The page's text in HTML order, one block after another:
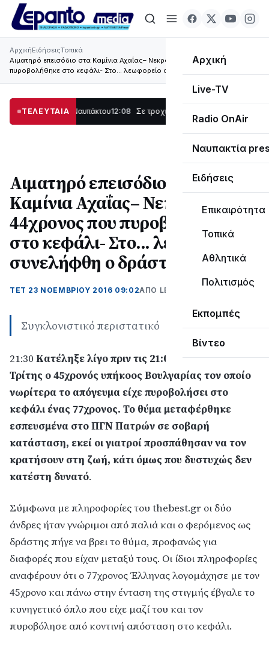
Αρχική
Live-TV
Radio OnAir
Ναυπακτία
Ειδήσεις
Επικαιρότητα
Τοπικά
Αθλητικά
Πολιτισμός
Εκπομπές
Βίντεο
ΑρχικήΕιδήσειςΤοπικά
Αιματηρό επεισόδιο στα Καμίνια Αχαΐας– Νεκρός ο 44χρονος που
πυροβολήθηκε στο κεφάλι- Στο... λεωφορείο συνελήφθη ο δράστης
ΤΕΛΕΥΤΑΙΑ
στο Λυγιά Ναυπάκτου12:08 Σε τροχιά υλοποίησης η Παράκαμψη του
Αιματηρό επεισόδιο στα
Καμίνια Αχαΐας– Νεκρός ο
44χρονος που πυροβολήθηκε
στο κεφάλι- Στο... λεωφορείο
συνελήφθη ο δράστης
ΤΕΤ 23 ΝΟΕΜΒΡΊΟΥ 2016 09:02ΑΠΌ LEPANTO RTV
Συγκλονιστικό περιστατικό
21:30 Κατέληξε λίγο πριν τις 21:00 το βράδυ της
Τρίτης ο 45χρονός υπήκοος Βουλγαρίας τον οποίο
νωρίτερα το απόγευμα είχε πυροβολήσει στο
κεφάλι ένας 77χρονος. Το θύμα μεταφέρθηκε
εσπευσμένα στο ΠΓΝ Πατρών σε σοβαρή
κατάσταση, εκεί οι γιατροί προσπάθησαν να τον
κρατήσουν στη ζωή, κάτι όμως που δυστυχώς δεν
κατέστη δυνατό.
Σύμφωνα με πληροφορίες του thebest.gr οι δύο
άνδρες ήταν γνώριμοι από παλιά και ο φερόμενος ως
δράστης πήγε να βρει το θύμα, προφανώς για
διαφορές που είχαν μεταξύ τους. Οι ίδιοι πληροφορίες
αναφέρουν ότι ο 77χρονος Έλληνας λογομάχησε με τον
45χρονο και πάνω στην ένταση της στιγμής έβγαλε το
κυνηγετικό όπλο που είχε μαζί του και τον
πυροβόλησε από κοντινή απόσταση στο κεφάλι.